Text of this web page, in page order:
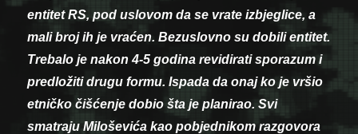
entitet RS, pod uslovom da se vrate izbjeglice, a
mali broj ih je vraćen. Bezuslovno su dobili entitet.
Trebalo je nakon 4-5 godina revidirati sporazum i
predložiti drugu formu. Ispada da onaj ko je vršio
etničko čišćenje dobio šta je planirao. Svi
smatraju Miloševića kao pobjednikom razgovora